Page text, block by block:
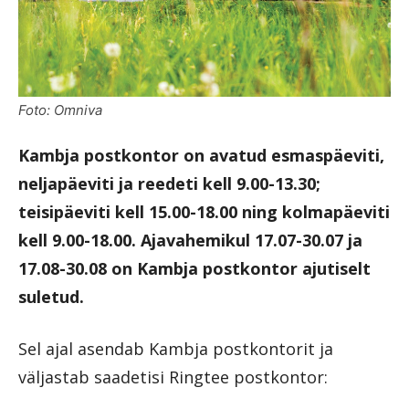
Foto: Omniva
Kambja postkontor on avatud esmaspäeviti,
neljapäeviti ja reedeti kell 9.00-13.30;
teisipäeviti kell 15.00-18.00 ning kolmapäeviti
kell 9.00-18.00. Ajavahemikul 17.07-30.07 ja
17.08-30.08 on Kambja postkontor ajutiselt
suletud.
Sel ajal asendab Kambja postkontorit ja
väljastab saadetisi Ringtee postkontor: